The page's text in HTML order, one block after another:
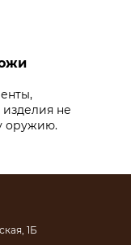
не
оружию.
1Б